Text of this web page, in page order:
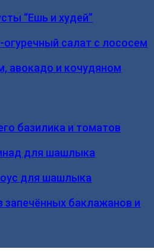
“Ешь и худей”
салат с лососем
авокадо и кочудяном
базилика и томатов
для шашлыка
для шашлыка
запечённых баклажанов и